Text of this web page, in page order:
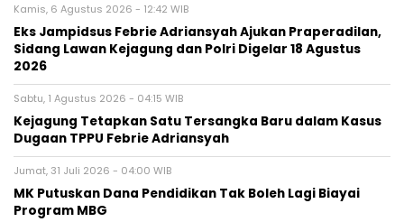
Kamis, 6 Agustus 2026 - 12:42 WIB
Eks Jampidsus Febrie Adriansyah Ajukan Praperadilan,
Sidang Lawan Kejagung dan Polri Digelar 18 Agustus
2026
Sabtu, 1 Agustus 2026 - 04:15 WIB
Kejagung Tetapkan Satu Tersangka Baru dalam Kasus
Dugaan TPPU Febrie Adriansyah
Jumat, 31 Juli 2026 - 04:00 WIB
MK Putuskan Dana Pendidikan Tak Boleh Lagi Biayai
Program MBG